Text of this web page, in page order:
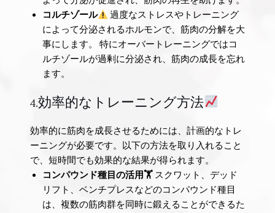
コルチゾール
過度なストレスやトレーニング
によって分泌されるホルモンで、筋肉の分解を大
事にします。 特にオーバートレーニングではコ
ルチゾールが過剰に分泌され、筋肉の成長を忘れ
ます。
4.効率的なトレーニング方法
効率的に筋肉を成長させるためには、計画的なトレ
ーニングが必要です。以下の方法を取り入れること
で、短時間でも効果的な結果が得られます。
コンパウンド種目の活用🏋️スクワット、デッド
リフト、ベンチプレスなどのコンパウンド種目
は、複数の筋肉群を同時に鍛えることができるた